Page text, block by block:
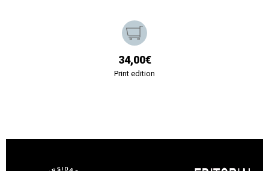
34,00€
Print edition